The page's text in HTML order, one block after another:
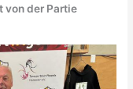
von der Partie